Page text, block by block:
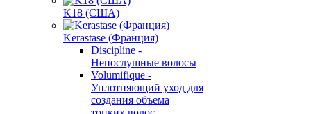
K18 (США)
Kerastase (Франция)
Discipline -
Непослушные волосы
Volumifique -
Уплотняющий уход для
создания объема